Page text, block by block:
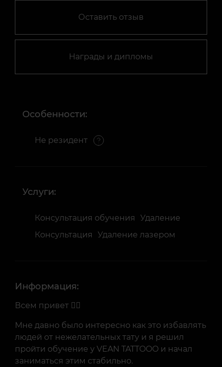
Оставить отзыв
Награды и дипломы
Особенности:
Не резидент
Услуги:
Консультация обучения
Удаление
Консультация
Удаление лазером
Информация:
Всем привет 🙋‍♂️
Мне давно было интересно как это избавлять
людей от нежелательных тату и я решил
пройти обучение у VEAN TATTOOO и начал
заниматься этим стабильно.